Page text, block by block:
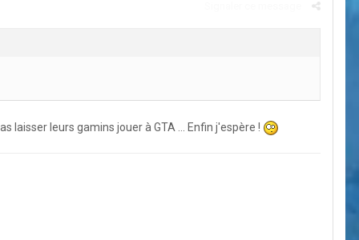
laisser leurs gamins jouer à GTA ... Enfin j'espère !